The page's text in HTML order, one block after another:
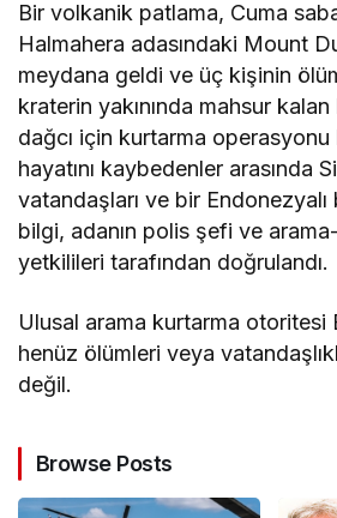
Bir volkanik patlama, Cuma
Halmahera adasındaki Mount
meydana geldi ve üç kişinin
kraterin yakınında mahsur
dağcı için kurtarma operasyonu
hayatını kaybedenler arasında
vatandaşları ve bir Endonezyalı
bilgi, adanın polis şefi ve
yetkilileri tarafından doğrulandı.
Ulusal arama kurtarma otoritesi
henüz ölümleri veya
değil.
Browse Posts